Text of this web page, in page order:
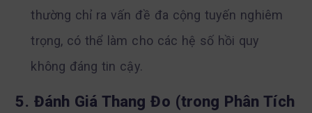
thường chỉ ra vấn đề đa cộng tuyến nghiêm
trọng, có thể làm cho các hệ số hồi quy
không đáng tin cậy.
5. Đánh Giá Thang Đo (trong Phân Tích